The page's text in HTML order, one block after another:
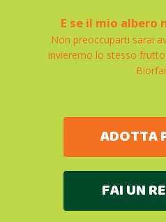
E se il mio
Non preoccuparti sarai
invieremo lo stesso
ADOTTA
FAI UN